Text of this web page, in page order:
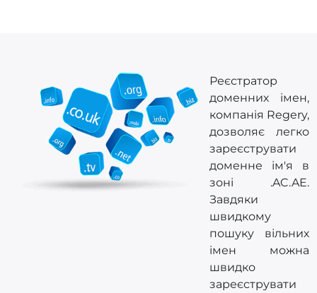
Реєстратор
доменних імен,
компанія Regery,
дозволяє легко
зареєструвати
доменне ім'я в
зоні .AC.AE.
Завдяки
швидкому
пошуку вільних
імен можна
швидко
зареєструвати